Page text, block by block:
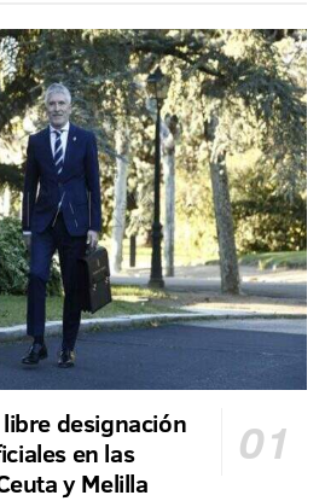
designación
en las
y Melilla